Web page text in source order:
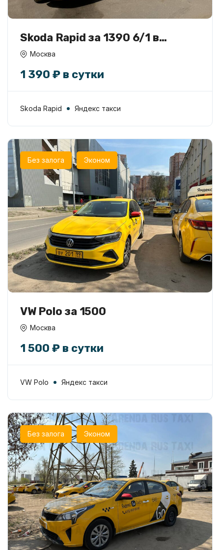
Skoda Rapid за 1390 6/1 в
аренду
Москва
1 390 ₽ в сутки
Skoda Rapid Яндекс такси
Без залога Эконом
VW Polo за 1500
Москва
1 500 ₽ в сутки
VW Polo Яндекс такси
Без залога Эконом